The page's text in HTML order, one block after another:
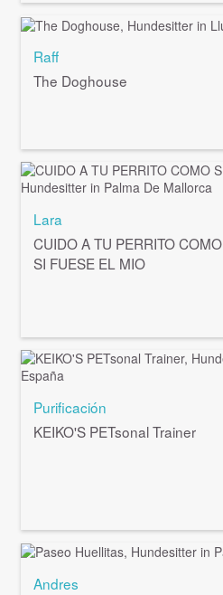
Raff
The Doghouse
Lara
CUIDO A TU PERRITO COMO
SI FUESE EL MIO
Purificación
KEIKO'S PETsonal Trainer
Andres